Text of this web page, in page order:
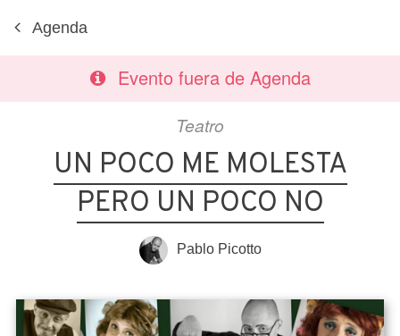
Agenda
Evento fuera de Agenda
Teatro
UN POCO ME MOLESTA
PERO UN POCO NO
Pablo Picotto